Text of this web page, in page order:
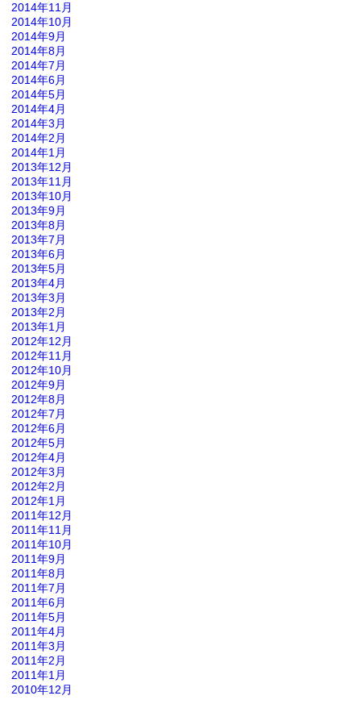
2014年11月
2014年10月
2014年9月
2014年8月
2014年7月
2014年6月
2014年5月
2014年4月
2014年3月
2014年2月
2014年1月
2013年12月
2013年11月
2013年10月
2013年9月
2013年8月
2013年7月
2013年6月
2013年5月
2013年4月
2013年3月
2013年2月
2013年1月
2012年12月
2012年11月
2012年10月
2012年9月
2012年8月
2012年7月
2012年6月
2012年5月
2012年4月
2012年3月
2012年2月
2012年1月
2011年12月
2011年11月
2011年10月
2011年9月
2011年8月
2011年7月
2011年6月
2011年5月
2011年4月
2011年3月
2011年2月
2011年1月
2010年12月